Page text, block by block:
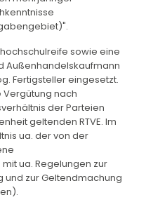
sowie eine
Außenhandelskaufmann
Fertigsteller eingesetzt.
Vergütung nach
der Parteien
geltenden RTVE. Im
ua. der von der
ua. Regelungen zur
und zur Geltendmachung